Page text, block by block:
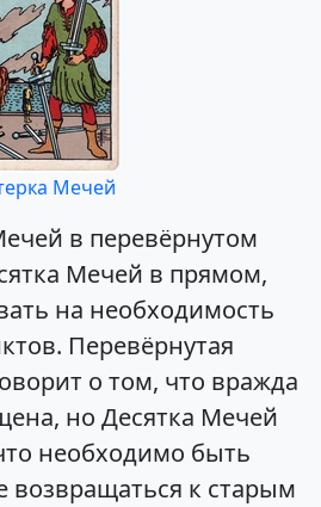
Мечей
в перевёрнутом
Мечей в прямом,
на необходимость
Перевёрнутая
о том, что вражда
но Десятка Мечей
необходимо быть
к старым